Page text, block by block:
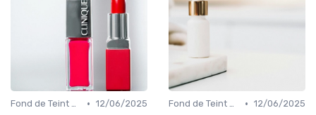
Fond de Teint et Correcteurs • 12/06/2025
Fond de Teint et Correcteurs • 12/06/2025